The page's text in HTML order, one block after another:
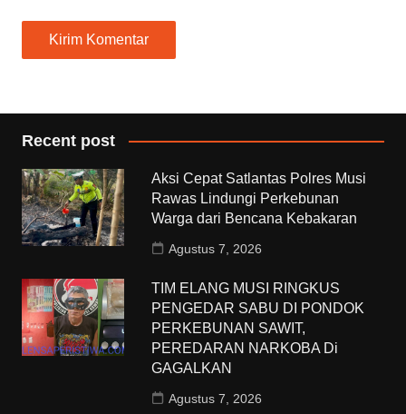
Recent post
Aksi Cepat Satlantas Polres Musi
Rawas Lindungi Perkebunan
Warga dari Bencana Kebakaran
Agustus 7, 2026
TIM ELANG MUSI RINGKUS
PENGEDAR SABU DI PONDOK
PERKEBUNAN SAWIT,
PEREDARAN NARKOBA Di
GAGALKAN
Agustus 7, 2026